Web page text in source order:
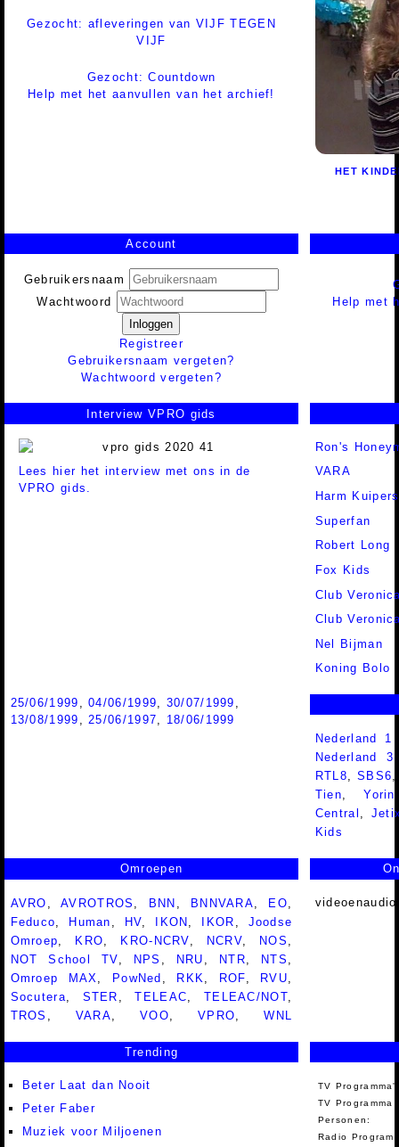
Gezocht: afleveringen van VIJF TEGEN
VIJF
Gezocht: Countdown
Help met het aanvullen van het archief!
HET
Account
Gebruikersnaam
Wachtwoord
Inloggen
Registreer
Gebruikersnaam vergeten?
Wachtwoord vergeten?
Help met
Interview VPRO gids
Lees hier het interview met ons in de
VPRO gids.
Ron's
VARA
Harm Kuipers
Superfan
Robert Long
Fox Kids
Club
Club
Nel Bijman
Koning Bolo
25/06/1999 ,04/06/1999 30/07/1999
13/08/1999
25/06/1997
18/06/1999
Nederland
Nederland
RTL8 ,SBS6
Tien ,Yorin
Central
Kids
Omroepen
AVRO ,AVROTROS BNN BNNVARA EO
Feduco
Human HV IKON IKOR
Joodse
Omroep
KRO KRO-NCRV NCRV NOS
NOT School TV
NPS NRU NTR NTS
Omroep MAX
PowNed RKK ROF RVU
Socutera
STER ,TELEAC TELEAC/NOT
TROS
VARA ,VOO ,VPRO ,WNL
Trending
Beter Laat dan Nooit
Peter Faber
Muziek voor Miljoenen
TV
TV Programma
Personen:
Radio